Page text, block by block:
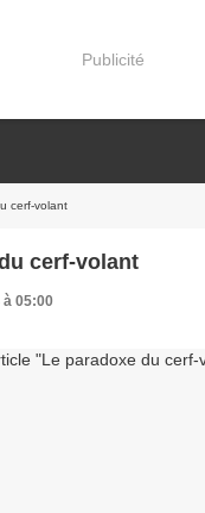
Publicité
cerf-volant
cerf-volant
à 05:00